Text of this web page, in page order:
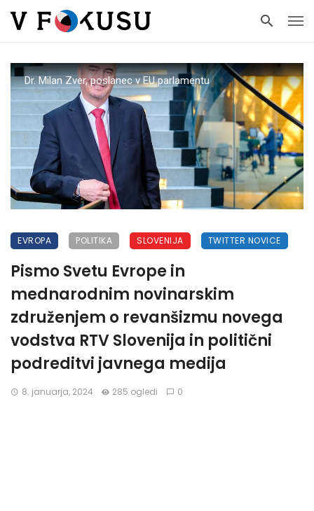
Dr. Milan Zver, poslanec v EU parlamentu
EVROPA POLITIKA SLOVENIJA TWITTER NOVICE
Pismo Svetu Evrope in
mednarodnim novinarskim
združenjem o revanšizmu novega
vodstva RTV Slovenija in politični
podreditvi javnega medija
8. januarja, 2024 285 ogledi 0